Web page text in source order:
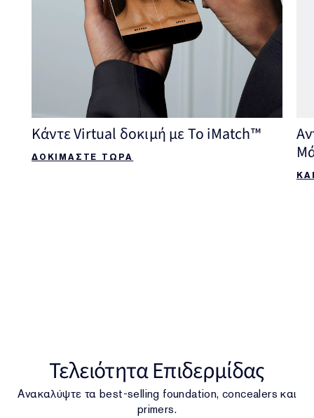
Κάντε Virtual δοκιμή με Το iMatch™
ΔΟΚΙΜΑΣΤΕ ΤΩΡΑ
Τελειότητα Επιδερμίδας
Ανακαλύψτε τα best-selling foundation, concealers και
primers.